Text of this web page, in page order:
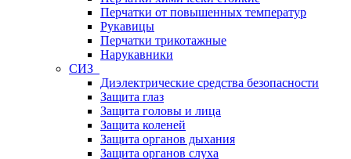
Перчатки от повышенных температур
Рукавицы
Перчатки трикотажные
Нарукавники
СИЗ
Диэлектрические средства безопасности
Защита глаз
Защита головы и лица
Защита коленей
Защита органов дыхания
Защита органов слуха